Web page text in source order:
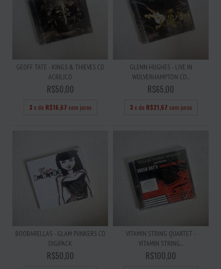
GEOFF TATE - KINGS & THIEVES CD
ACRILICO
R$50,00
3 x de R$16,67 sem juros
GLENN HUGHES - LIVE IN
WOLVERHAMPTON CD...
R$65,00
3 x de R$21,67 sem juros
BOOBARELLAS - GLAM PUNKERS CD
DIGIPACK
R$50,00
VITAMIN STRING QUARTET -
VITAMIN STRING...
R$100,00